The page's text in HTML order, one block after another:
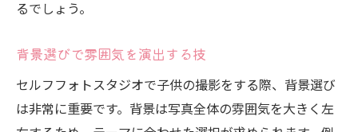
セルフフォトスタジオで引き出す自然な笑顔の
作り方
笑顔を引き出すための自然な言葉かけ
るでしょう。
背景選びで雰囲気を演出する技
セルフフォトスタジオで子供の撮影をする際、背景選び
は非常に重要です。背景は写真全体の雰囲気を大きく左